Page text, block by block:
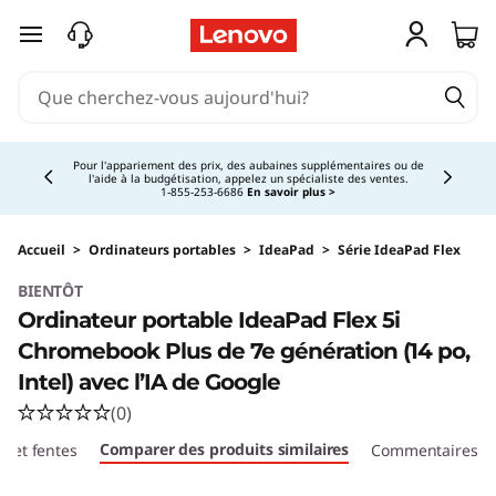
C
m
e
b
o
o
k
passer au contenu principal
Achetez maintenant, payez en trop.En savoir plus >
Accueil > Ordinateurs portables > IdeaPad > Série IdeaPad Flex
BIENTÔT
Ordinateur portable IdeaPad Flex 5i
Chromebook Plus de 7e génération (14 po,
Intel) avec l’IA de Google
(0)
et fentes Comparer des produits similaires Commentaires